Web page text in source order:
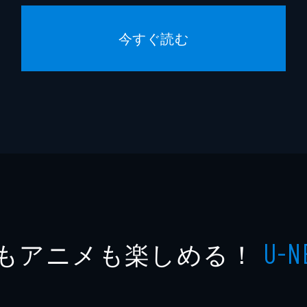
今すぐ読む
アニメも楽しめる！ U-